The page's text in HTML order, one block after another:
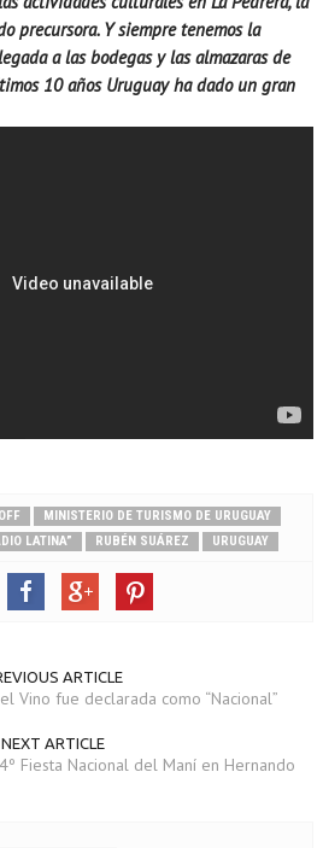
precursora. Y siempre tenemos la
a las bodegas y las almazaras de
10 años Uruguay ha dado un gran
MINISTERIO DE TURISMO DE URUGUAY
LATINA”
RUBÉN SUÁREZ URUGUAY
ARTICLE
Vino fue declarada como “Nacional”
NEXT ARTICLE
Fiesta Nacional del Maní en Hernando